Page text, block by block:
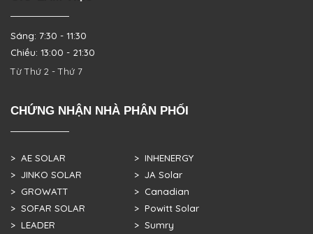
Sáng: 7:30 - 11:30
Chiều: 13:00 - 21:30
Từ Thứ 2 - Thứ 7
CHỨNG NHẬN NHÀ PHÂN PHỐI
> AE SOLAR
> JINKO SOLAR
> GROWATT
> SOFAR SOLAR
> LEADER
> INHENERGY
> JA Solar
> Canadian
> Powitt Solar
> Sumry